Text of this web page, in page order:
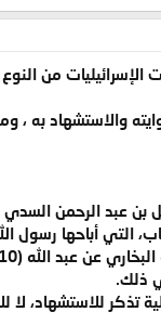
الإسرائيليات من
والاستشهاد به
بن عبد الرحمن
التي أباحها رسول
ذلك.
تذكر للاستشهاد، لا